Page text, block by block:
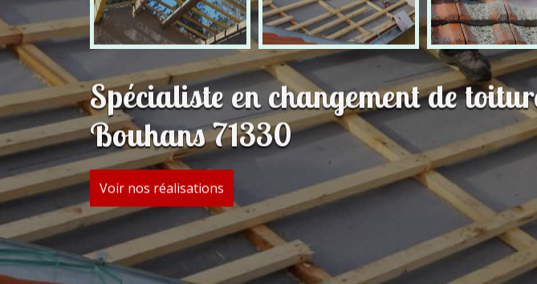
Spécialiste en changement de
Bouhans 71330
Voir nos réalisations